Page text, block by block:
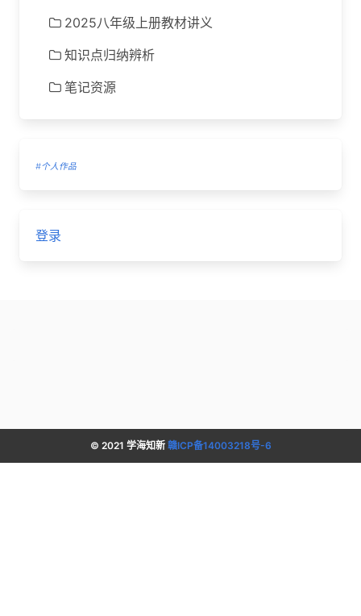
2025八年级上册教材讲义
知识点归纳辨析
笔记资源
#个人作品
登录
© 2021 学海知新 赣ICP备14003218号-6